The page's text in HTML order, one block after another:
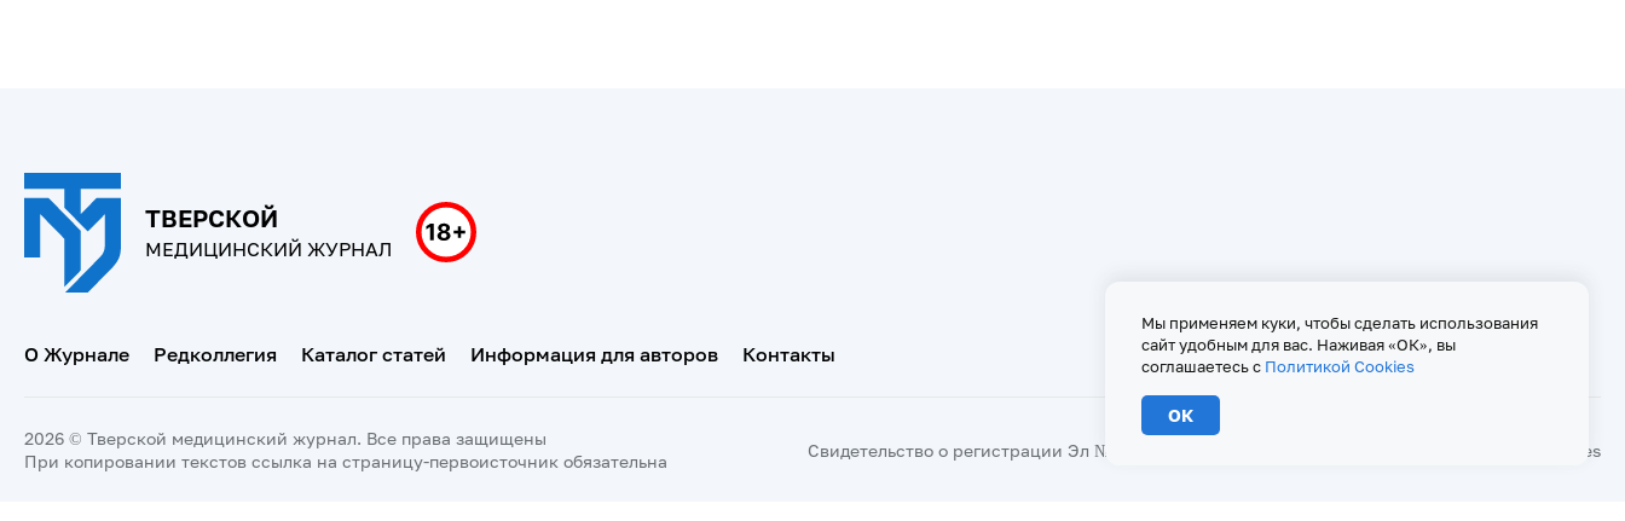
ТВЕРСКОЙ
МЕДИЦИНСКИЙ ЖУРНАЛ
О Журнале Редколлегия Каталог статей Информация для авторов Контакты
2026 © Тверской медицинский журнал. Все права защищены
При копировании текстов ссылка на страницу-первоисточник обязательна
Свидетельство о регистрации Эл № ФС 77 - 67146 от 16 сентября 2016 г Политика Cookies
Мы применяем куки, чтобы сделать использования
сайт удобным для вас. Наживая «ОК», вы
соглашаетесь с Политикой Cookies
ОК